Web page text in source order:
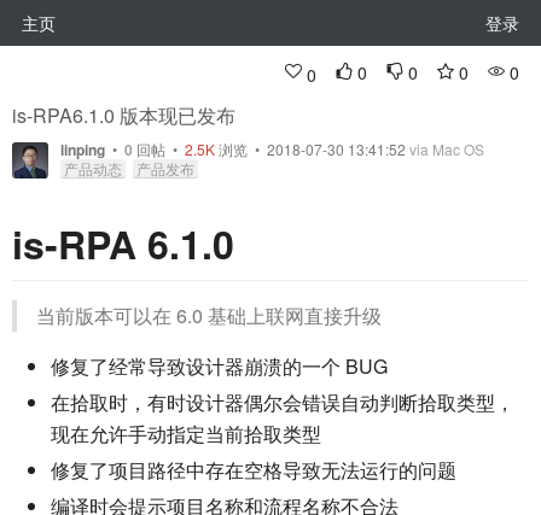
主页 登录
0 0 0 0 0
is-RPA6.1.0 版本现已发布
linping • 0 回帖 • 2.5K浏览 • 2018-07-30 13:41:52 via Mac OS
产品动态
产品发布
is-RPA 6.1.0
当前版本可以在 6.0 基础上联网直接升级
修复了经常导致设计器崩溃的一个 BUG
在拾取时，有时设计器偶尔会错误自动判断拾取类型，
现在允许手动指定当前拾取类型
修复了项目路径中存在空格导致无法运行的问题
编译时会提示项目名称和流程名称不合法